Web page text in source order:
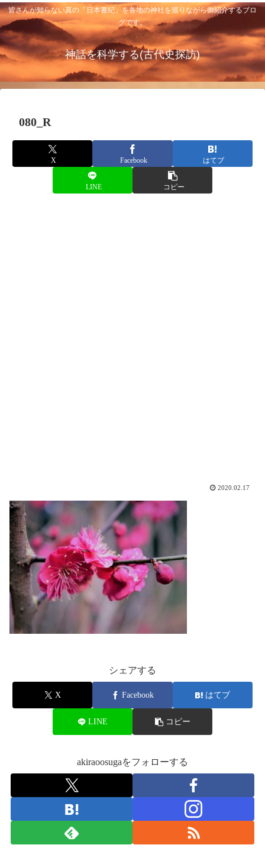
皆さんが知らない真の「日本書紀」を各地の神社を巡りながら御紹介するブロ
グです。
神話を科学する(古代史探訪)
080_R
X Facebook はてブ
LINE コピー
2020.02.17
シェアする
X Facebook はてブ
LINE コピー
akiraoosugaをフォローする